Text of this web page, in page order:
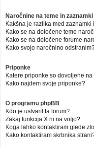
Naročnine na teme in zaznamki
Kakšna je razlika med
Kako se na določene teme
Kako se na določene forume
Kako svojo naročnino
Priponke
Katere priponke so dovoljene na
Kako najdem svoje priponke?
O programu phpBB
Kdo je ustvaril ta forum?
Zakaj funkcija X ni na voljo?
Koga lahko kontaktiram glede
Kako kontaktiram skrbnika